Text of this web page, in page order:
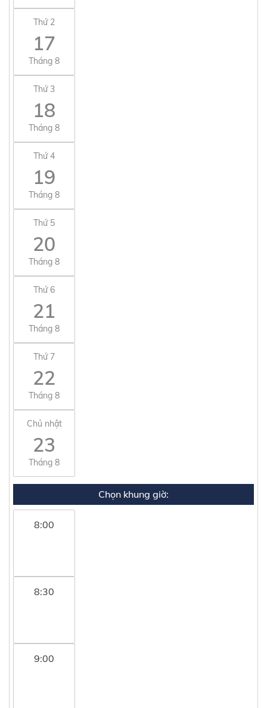
Thứ 2
17
Tháng 8
Thứ 3
18
Tháng 8
Thứ 4
19
Tháng 8
Thứ 5
20
Tháng 8
Thứ 6
21
Tháng 8
Thứ 7
22
Tháng 8
Chủ nhật
23
Tháng 8
Chọn khung giờ:
8:00
8:30
9:00